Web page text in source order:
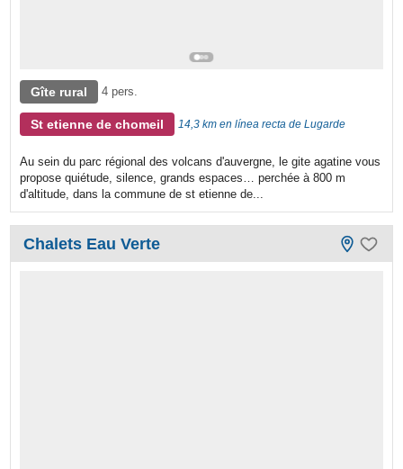
Gîte rural 4 pers.
St etienne de chomeil 14,3 km en línea recta de Lugarde
Au sein du parc régional des volcans d'auvergne, le gite agatine vous
propose quiétude, silence, grands espaces… perchée à 800 m
d'altitude, dans la commune de st etienne de...
Chalets Eau Verte